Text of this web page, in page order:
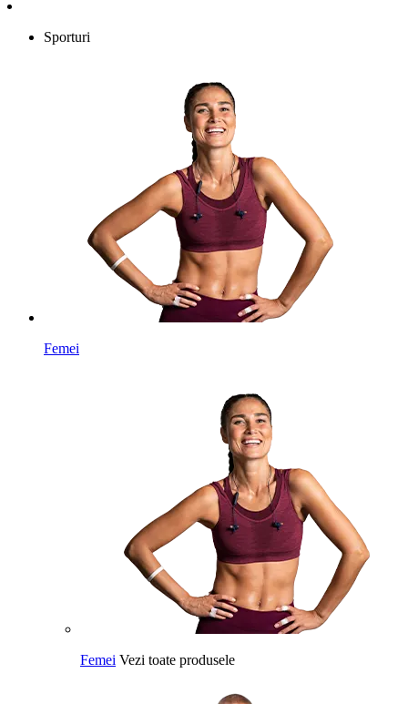
Sporturi
Femei
Femei Vezi toate produsele